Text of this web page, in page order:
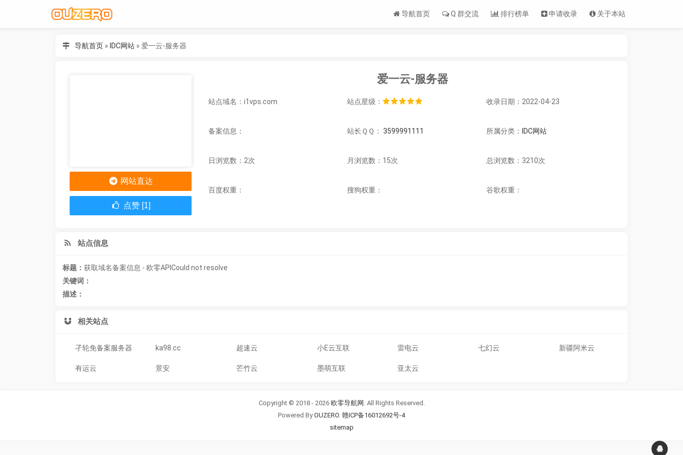
导航首页 Q 群交流 排行榜单 申请收录 关于本站
导航首页» IDC网站» 爱一云-服务器
爱一云-服务器
站点域名：i1vps.com 站点星级： 收录日期：2022-04-23
备案信息： 站长ＱＱ：3599991111 所属分类： IDC网站
日浏览数：2次 月浏览数：15次 总浏览数：3210次
百度权重： 搜狗权重： 谷歌权重：
网站直达
点赞 [1]
站点信息
标题： 获取域名备案信息 - 欧零APICould not resolve
关键词：
描述：
相关站点
孑轮免备案服务器 ka98.cc 超速云 小E云互联 雷电云 七幻云 新疆阿米云
有运云 景安 芒竹云 墨萌互联 亚太云
Copyright © 2018 - 2026 欧零导航网 . All Rights Reserved.
Powered ByOUZERO. 赣ICP备16012692号-4
sitemap